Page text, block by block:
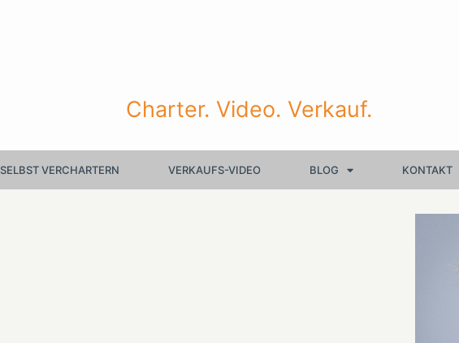
Charter. Video. Verkauf.
SELBST VERCHARTERN VERKAUFS-VIDEO BLOG KONTAKT